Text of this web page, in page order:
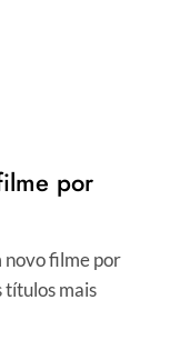
por
novo filme por
títulos mais